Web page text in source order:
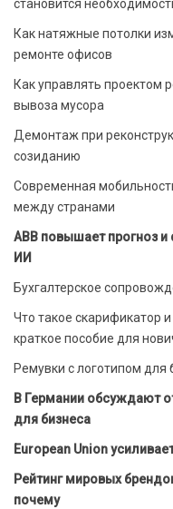
становится
Как натяжные потолки
ремонте офисов
Как управлять проектом
вывоза мусора
Демонтаж при
созиданию
Современная
между странами
ABB повышает прогноз
ИИ
Бухгалтерское
Что такое скарификатор
краткое пособие для
Ремувки с логотипом для
В Германии обсуждают
для бизнеса
European Union
Рейтинг мировых
почему